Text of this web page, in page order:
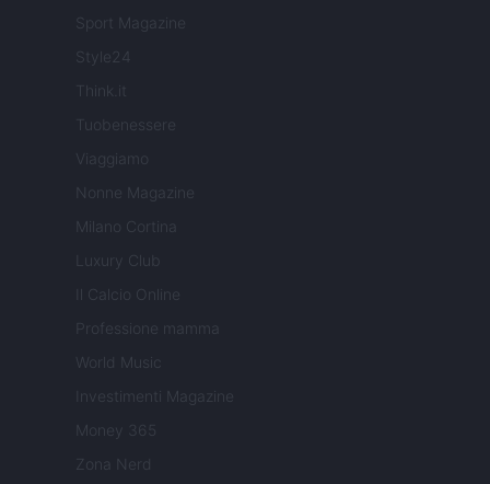
Sport Magazine
Style24
Think.it
Tuobenessere
Viaggiamo
Nonne Magazine
Milano Cortina
Luxury Club
Il Calcio Online
Professione mamma
World Music
Investimenti Magazine
Money 365
Zona Nerd